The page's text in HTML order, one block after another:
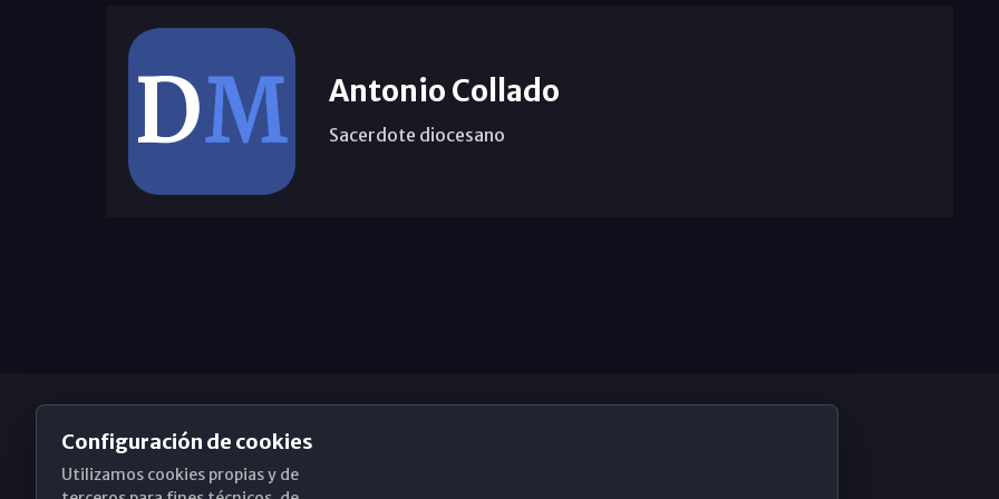
Antonio Collado
Sacerdote diocesano
Obispado de Málaga
Configuración de cookies
Utilizamos cookies propias y de